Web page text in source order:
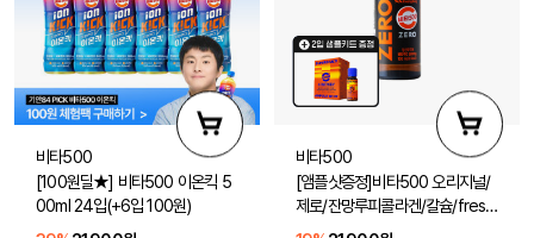
비타500
[100원딜★] 비타500 이온킥 5
00ml 24입(+6입 100원)
비타500
[앰플샷증정]비타500 오리지널/
제로/잔망루피콜라겐/칼슘/fresh
100ml 40입 (맛 선택1)